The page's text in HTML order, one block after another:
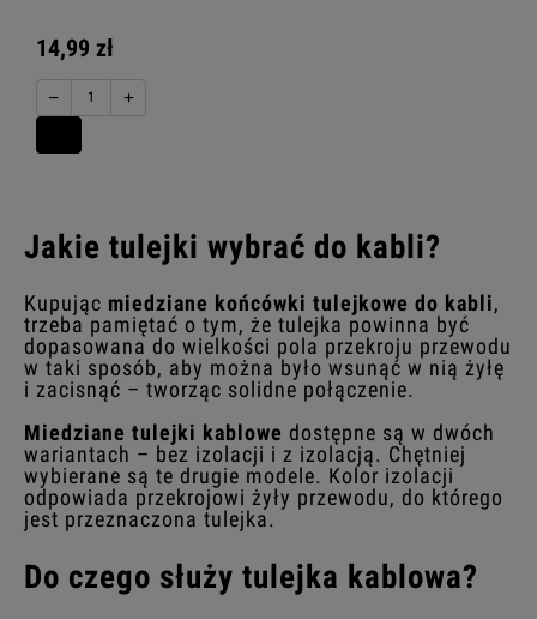
14,99 zł
− +
Jakie tulejki wybrać do kabli?
Kupując miedziane końcówki tulejkowe do kabli,
trzeba pamiętać o tym, że tulejka powinna być
dopasowana do wielkości pola przekroju przewodu
w taki sposób, aby można było wsunąć w nią żyłę
i zacisnąć – tworząc solidne połączenie.
Miedziane tulejki kablowe dostępne są w dwóch
wariantach – bez izolacji i z izolacją. Chętniej
wybierane są te drugie modele. Kolor izolacji
odpowiada przekrojowi żyły przewodu, do którego
jest przeznaczona tulejka.
Do czego służy tulejka kablowa?